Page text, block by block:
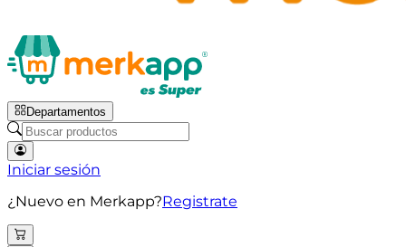
Departamentos
Iniciar sesión
¿Nuevo en Merkapp?Registrate